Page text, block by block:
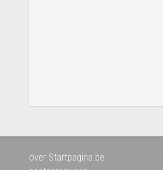
over Startpagina.be